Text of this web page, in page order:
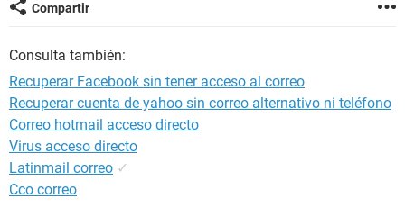
Compartir
Consulta también:
Recuperar Facebook sin tener acceso al correo
Recuperar cuenta de yahoo sin correo alternativo ni teléfono
Correo hotmail acceso directo
Virus acceso directo
Latinmail correo ✓
Cco correo